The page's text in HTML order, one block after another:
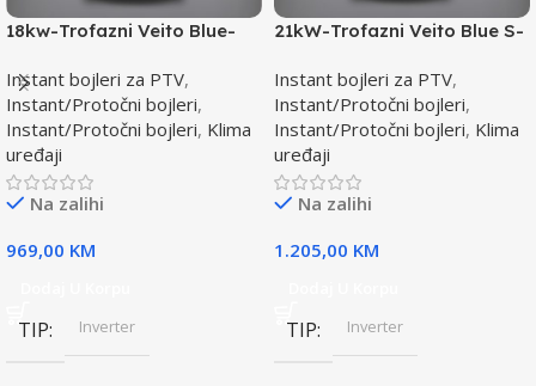
18kw-Trofazni Veito Blue-
Instant bojleri za PTV,
Instant/Protočni bojleri,
Instant/Protočni bojleri, Klima
uređaji
Na zalihi
969,00 KM
TIP Inverter
21kW-Trofazni Veito Blue S-
Instant bojleri za PTV,
Instant/Protočni bojleri,
Instant/Protočni bojleri, Klima
uređaji
Na zalihi
1.205,00 KM
TIP Inverter